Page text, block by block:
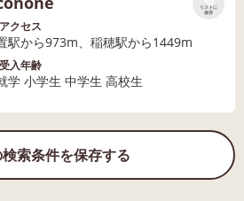
リストに
保存
アクセス
駅から973m、稲穂駅から1449m
受入年齢
学 小学生 中学生 高校生
索条件を保存する